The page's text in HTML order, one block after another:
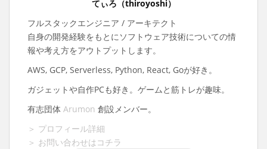
てぃろ（thiroyoshi）
フルスタックエンジニア / アーキテクト
自身の開発経験をもとにソフトウェア技術についての情
報や考え方をアウトプットします。
AWS, GCP, Serverless, Python, React, Goが好き。
ガジェットや自作PCも好き。ゲームと筋トレが趣味。
有志団体 Arumon 創設メンバー。
＞ プロフィール詳細
＞ お問い合わせはコチラ